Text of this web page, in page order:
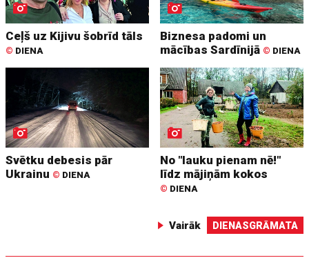
Ceļš uz Kijivu šobrīd tāls
© DIENA
Biznesa padomi un
mācības Sardīnijā © DIENA
Svētku debesis pār
Ukrainu © DIENA
No "lauku pienam nē!"
līdz mājiņām kokos
© DIENA
Vairāk DIENASGRĀMATA